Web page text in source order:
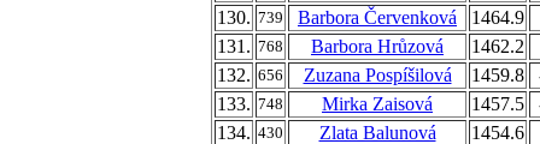
130. 739 Barbora Červenková
1464.9
131. 768 Barbora Hrůzová
1462.2
132. 656 Zuzana Pospíšilová 1459.8
133. 748 Mirka Zaisová 1457.5
134. 430 Zlata Balunová
1454.6